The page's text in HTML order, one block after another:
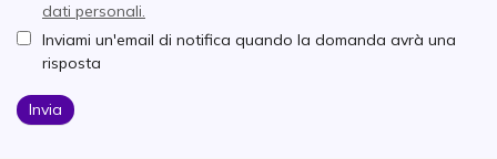
dati personali.
Inviami un'email di notifica quando la domanda avrà una
risposta
Invia